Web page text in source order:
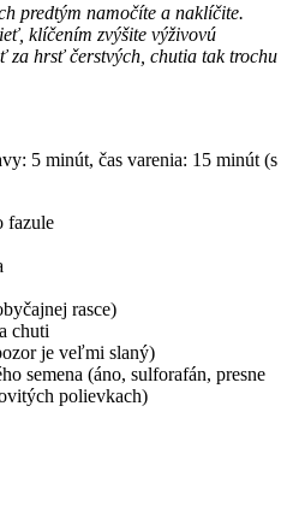
predtým namočíte a naklíčite.
klíčením zvýšite výživovú
za hrsť čerstvých, chutia tak trochu
5 minút, čas varenia: 15 minút (s
fazule
rasce)
chuti
je veľmi slaný)
semena (áno, sulforafán, presne
polievkach)